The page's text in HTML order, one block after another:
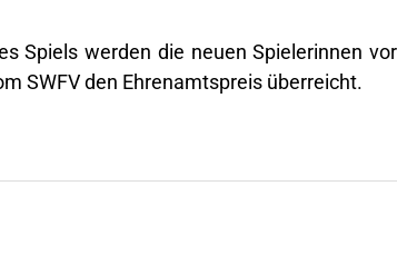
Spiels werden die neuen Spielerinnen
SWFV den Ehrenamtspreis überreicht.